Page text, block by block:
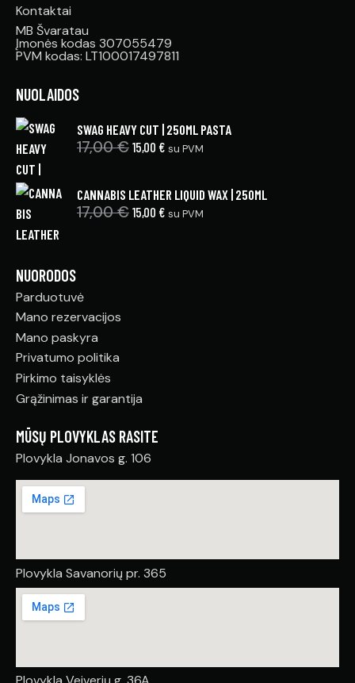
Kontaktai
MB Švaratau
Įmonės kodas 307055479
PVM kodas: LT100017497811
NUOLAIDOS
SWAG HEAVY CUT | 250ML PASTA
17,00€ 15,00 € su PVM
CANNABIS LEATHER LIQUID WAX | 250ML
17,00€ 15,00 € su PVM
NUORODOS
Parduotuvė
Mano rezervacijos
Mano paskyra
Privatumo politika
Pirkimo taisyklės
Grąžinimas ir garantija
MŪSŲ PLOVYKLAS RASITE
Plovykla Jonavos g. 106
Plovykla Savanorių pr. 365